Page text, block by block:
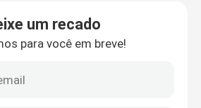
um recado
para você em breve!